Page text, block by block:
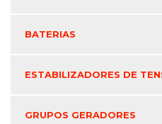
BATERIAS
ESTABILIZADORES DE
GRUPOS GERADORES